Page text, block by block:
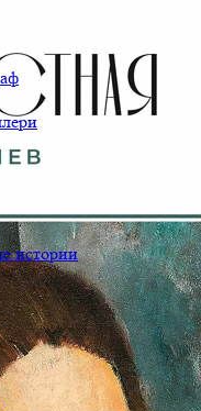
истории